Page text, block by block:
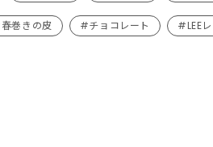
巻きの皮 #チョコレート #LEE